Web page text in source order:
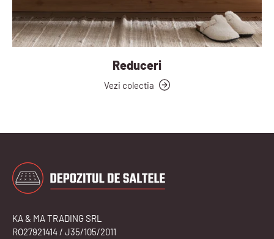
Reduceri
Vezi colectia
KA & MA TRADING SRL
RO27921414 / J35/105/2011